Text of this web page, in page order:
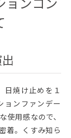
ョンコン
日焼け止めを１
ョンファンデー
使用感なので、
着。くすみ知ら